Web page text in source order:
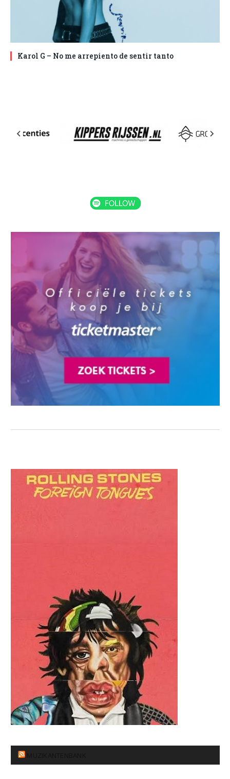
Karol G – No me arrepiento de sentir tanto